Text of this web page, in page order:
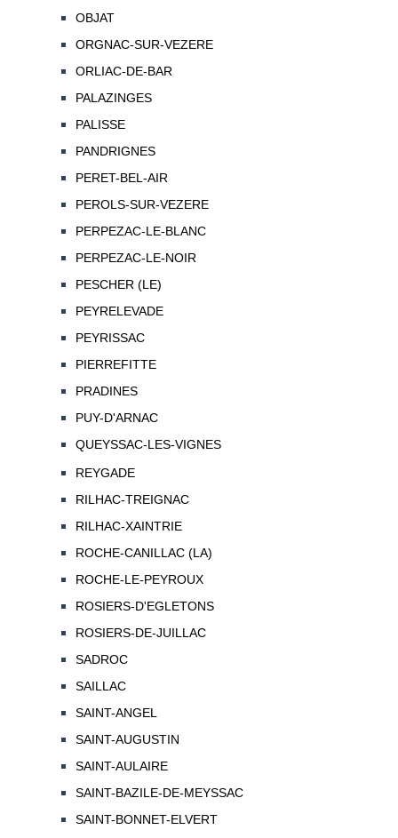
OBJAT
ORGNAC-SUR-VEZERE
ORLIAC-DE-BAR
PALAZINGES
PALISSE
PANDRIGNES
PERET-BEL-AIR
PEROLS-SUR-VEZERE
PERPEZAC-LE-BLANC
PERPEZAC-LE-NOIR
PESCHER (LE)
PEYRELEVADE
PEYRISSAC
PIERREFITTE
PRADINES
PUY-D'ARNAC
QUEYSSAC-LES-VIGNES
REYGADE
RILHAC-TREIGNAC
RILHAC-XAINTRIE
ROCHE-CANILLAC (LA)
ROCHE-LE-PEYROUX
ROSIERS-D'EGLETONS
ROSIERS-DE-JUILLAC
SADROC
SAILLAC
SAINT-ANGEL
SAINT-AUGUSTIN
SAINT-AULAIRE
SAINT-BAZILE-DE-MEYSSAC
SAINT-BONNET-ELVERT